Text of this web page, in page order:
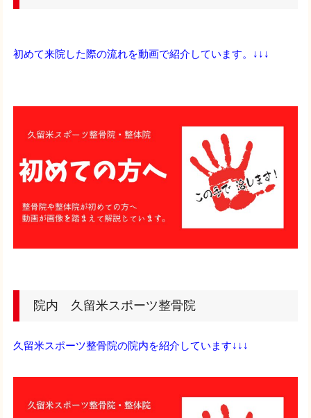
初めて来院した際の流れを動画で紹介しています。↓↓↓
院内 久留米スポーツ整骨院
久留米スポーツ整骨院の院内を紹介しています↓↓↓